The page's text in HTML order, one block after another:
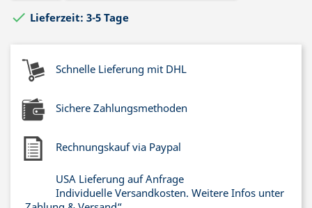
 Lieferzeit: 3-5 Tage
Schnelle Lieferung mit DHL
Sichere Zahlungsmethoden
Rechnungskauf via Paypal
USA Lieferung auf Anfrage
Individuelle Versandkosten. Weitere Infos unter